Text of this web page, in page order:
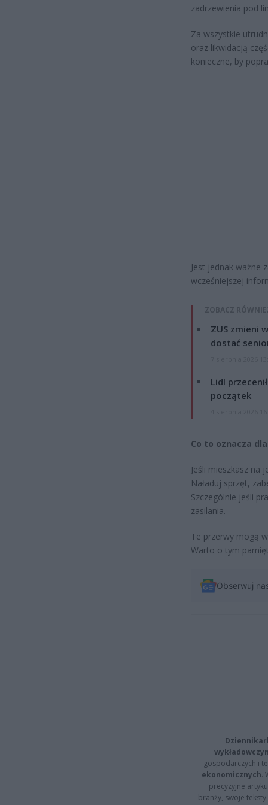
zadrzewienia pod
Za wszystkie
oraz likwidacją
konieczne, by
Jest jednak ważne
wcześniejszej
ZOBACZ
ZUS zmieni
dostać
Lidl
początek
Co to oznacza
Jeśli mieszkasz na
Naładuj sprzęt,
Szczególnie jeśli
zasilania.
Te przerwy mogą
Warto o tym
Obserwuj
gospodarczych i
ekonomicznych.
precyzyjne
branży, swoje